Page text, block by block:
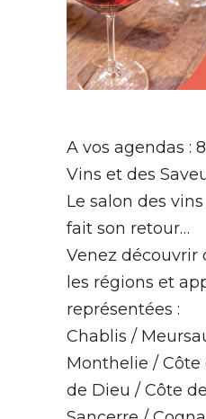
A vos agendas :
Vins et des
Le salon des
fait son retour…
Venez découvrir
les régions et
représentées :
Chablis /
Monthelie / Côte
de Dieu / Côte